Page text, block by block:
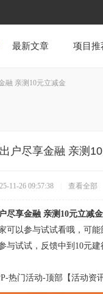
最新文章 项目推
融 亲测10元立减金
户尽享金融 亲测
11-26 09:57:38 查看全部
尽享金融 亲测10元立减金
可以参与试试看哦，可能
与试试，反馈中到10元建
热门活动-顶部【活动资